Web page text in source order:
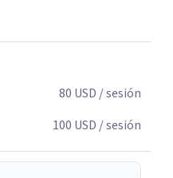
80 USD / sesión
100 USD / sesión